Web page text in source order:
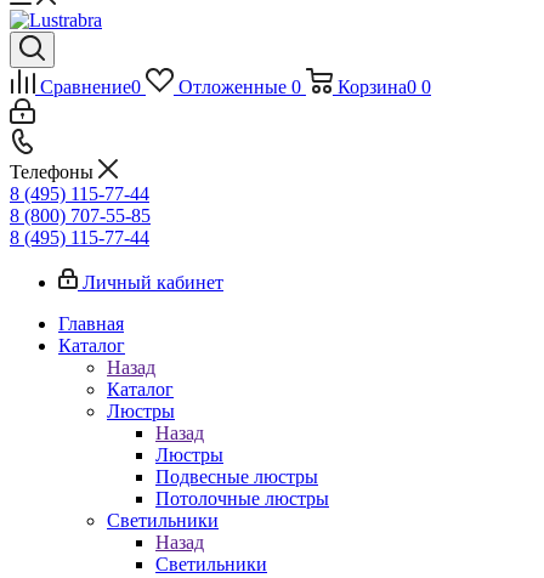
Сравнение0 Отложенные 0 Корзина0 0
Телефоны
8 (495) 115-77-44
8 (800) 707-55-85
8 (495) 115-77-44
Личный кабинет
Главная
Каталог
Назад
Каталог
Люстры
Назад
Люстры
Подвесные люстры
Потолочные люстры
Светильники
Назад
Светильники